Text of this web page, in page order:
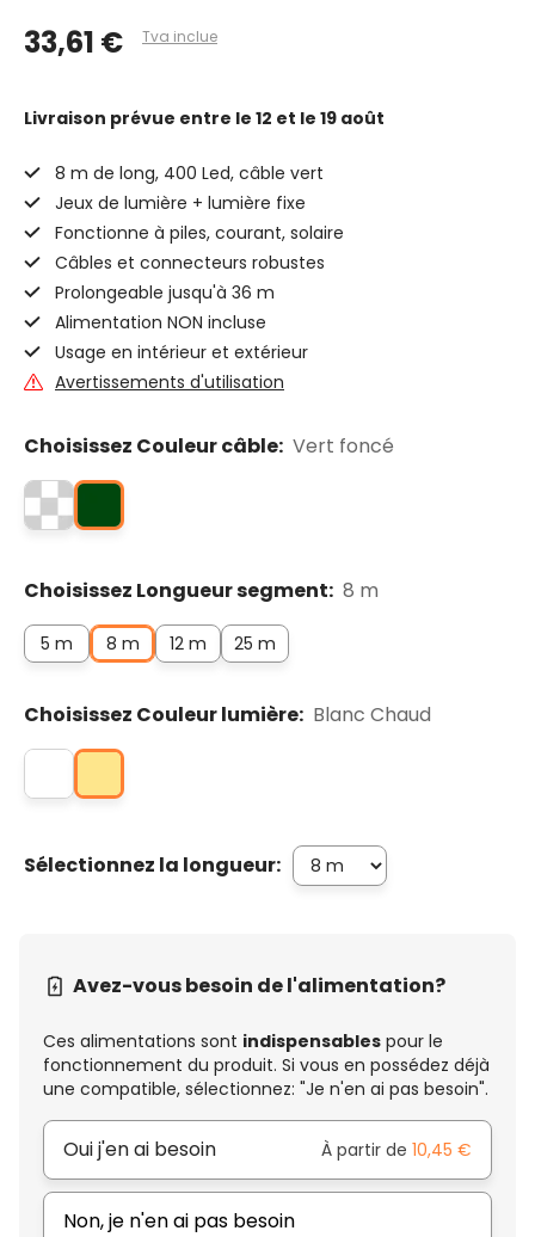
33,61 € Tva inclue
Livraison prévue entre le 12 et le 19 août
8 m de long, 400 Led, câble vert
Jeux de lumière + lumière fixe
Fonctionne à piles, courant, solaire
Câbles et connecteurs robustes
Prolongeable jusqu'à 36 m
Alimentation NON incluse
Usage en intérieur et extérieur
Avertissements d'utilisation
Choisissez Couleur câble: Vert foncé
Choisissez Longueur segment: 8 m
5 m 8 m 12 m 25 m
Choisissez Couleur lumière: Blanc Chaud
Sélectionnez la longueur:
Avez-vous besoin de l'alimentation?
Ces alimentations sont indispensables pour le
fonctionnement du produit. Si vous en possédez déjà
une compatible, sélectionnez: "Je n'en ai pas besoin".
Oui j'en ai besoin À partir de 10,45 €
Non, je n'en ai pas besoin